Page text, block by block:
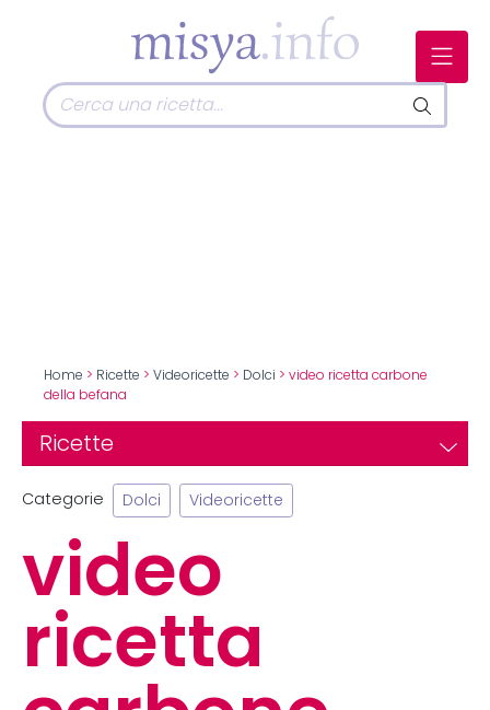
Home > Ricette > Videoricette > Dolci > video ricetta carbone
della befana
Ricette
Categorie Dolci Videoricette
video
ricetta